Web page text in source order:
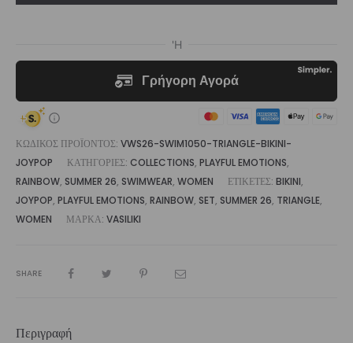
Set
ΚΩΔΙΚΌΣ ΠΡΟΪΌΝΤΟΣ: VWS26-SWIM1050-TRIANGLE-BIKINI-
JOYPOP
ΚΑΤΗΓΟΡΊΕΣ: COLLECTIONS, PLAYFUL EMOTIONS,
RAINBOW, SUMMER 26, SWIMWEAR, WOMEN ΕΤΙΚΈΤΕΣ: BIKINI,
JOYPOP, PLAYFUL EMOTIONS, RAINBOW, SET, SUMMER 26, TRIANGLE,
WOMEN
ΜΆΡΚΑ: VASILIKI
SHARE
Περιγραφή